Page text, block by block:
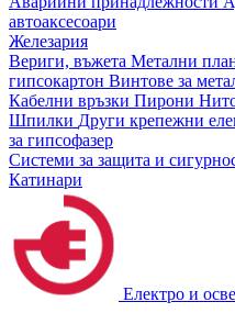
автоаксесоари
Железария
Вериги, въжета Метални
гипсокартон Винтове за
Кабелни връзки Пирони
Шпилки Други крепежни
за гипсофазер
Системи за защита и
Катинари
Електро и